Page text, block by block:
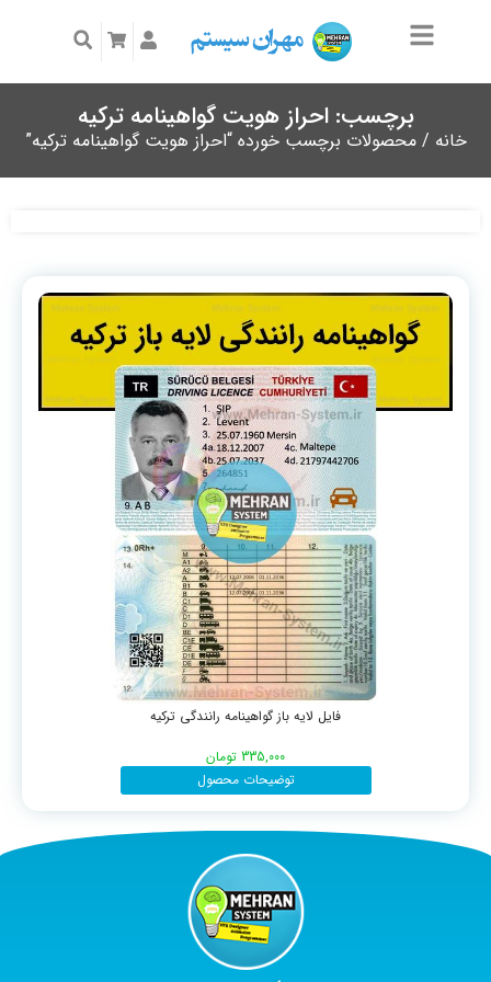
برچسب: احراز هویت گواهینامه ترکیه
خانه / محصولات برچسب خورده “احراز هویت گواهینامه ترکیه”
فایل لایه باز گواهینامه رانندگی ترکیه
335,000 تومان
توضیحات محصول